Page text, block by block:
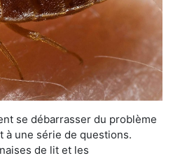
se débarrasser du problème
à une série de questions.
de lit et les